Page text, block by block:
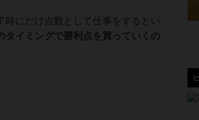
時にだけ点数として仕事をするとい
タイミングで勝利点を買っていくの